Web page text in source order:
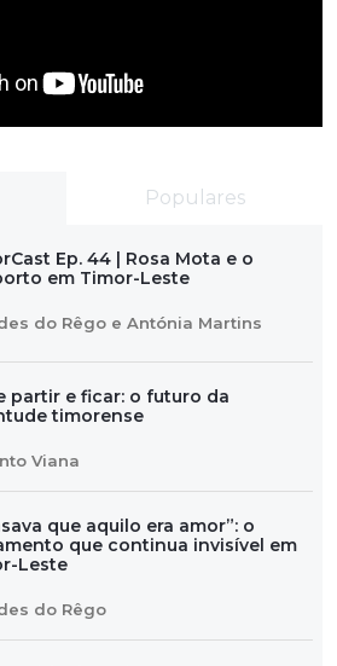
Populares
Ep. 44 | Rosa Mota e o
em Timor-Leste
do Rêgo e Antónia Martins
partir e ficar: o futuro da
timorense
Viana
que aquilo era amor”: o
que continua invisível em
Leste
do Rêgo